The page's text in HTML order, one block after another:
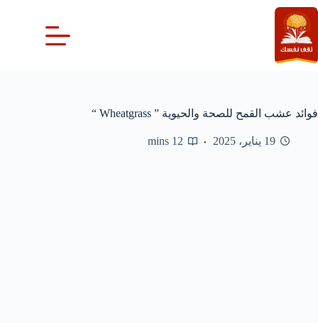
التجاوز
إلى
المحتوى
فوائد عشب القمح للصحة والحيوية ” Wheatgrass “
19 يناير، 2025 12 mins